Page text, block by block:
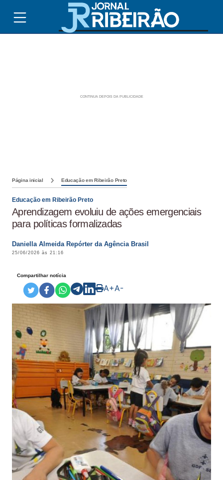
Página inicial Educação em Ribeirão Preto
Educação em Ribeirão Preto
Aprendizagem evoluiu de ações emergenciais
para políticas formalizadas
Daniella Almeida Repórter da Agência Brasil
25/06/2026 às 21:16
Compartilhar notícia
A+A-